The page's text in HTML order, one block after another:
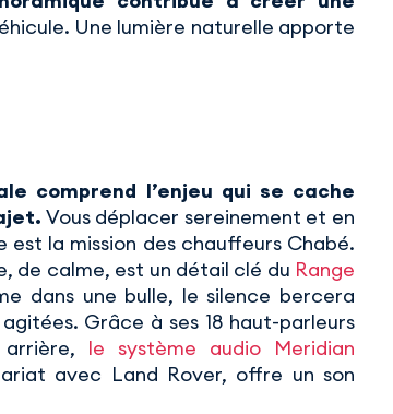
Une lumière naturelle apporte
comprend l’enjeu qui se cache
Vous déplacer sereinement et en
la mission des chauffeurs Chabé.
de calme, est un détail clé du Range
dans une bulle, le silence bercera
Grâce à ses 18 haut-parleurs
le système audio Meridian
avec Land Rover, offre un son